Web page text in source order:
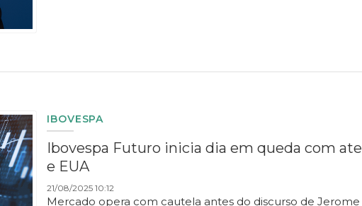
IBOVESPA
Ibovespa Futuro inicia dia em queda com
e EUA
21/08/2025 10:12
Mercado opera com cautela antes do discurso de